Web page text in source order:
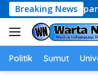
Skip
to
content
Breaking News
Pelantikan,
Politik Sumut